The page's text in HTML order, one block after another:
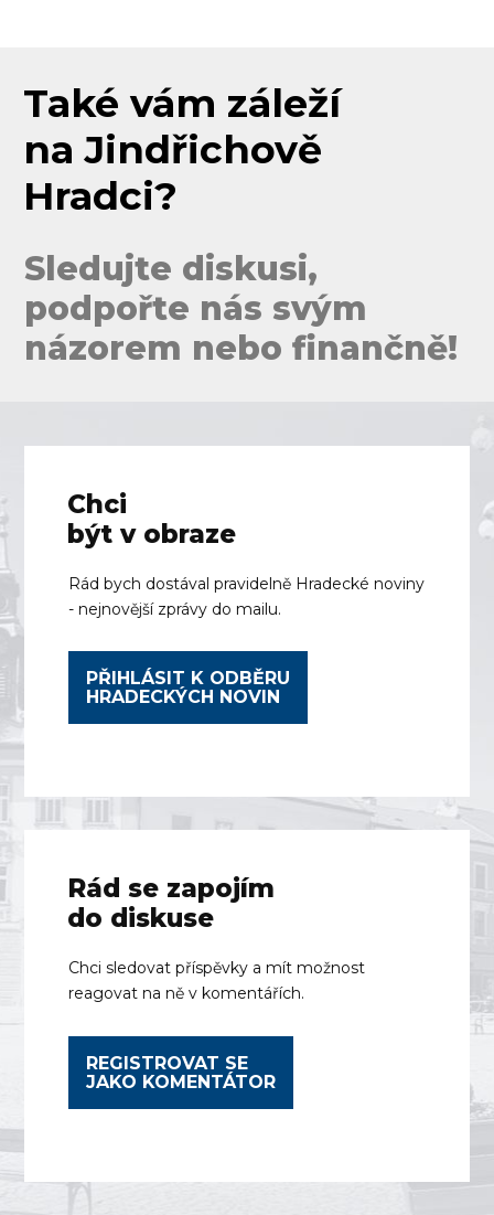
Také vám záleží
na Jindřichově
Hradci?
Sledujte diskusi,
podpořte nás svým
názorem nebo finančně!
Chci
být v obraze
Rád bych dostával pravidelně Hradecké noviny
- nejnovější zprávy do mailu.
PŘIHLÁSIT K ODBĚRU
HRADECKÝCH NOVIN
Rád se zapojím
do diskuse
Chci sledovat příspěvky a mít možnost
reagovat na ně v komentářích.
REGISTROVAT SE
JAKO KOMENTÁTOR